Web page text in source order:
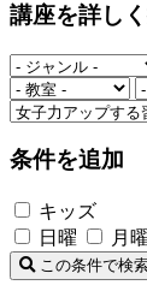
講座を詳し
条件を追加
キッズ
日曜
月曜
この条件で検